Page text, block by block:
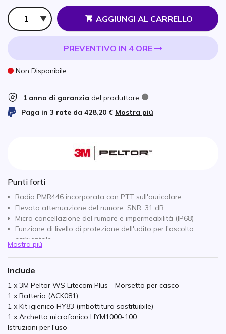
Qtà
AGGIUNGI AL CARRELLO
PREVENTIVO IN 4 ORE
Non Disponibile
1 anno di garanzia del produttore
Paga in 3 rate da 428,20 € Mostra piú
Punti forti
Radio PMR446 incorporata con PTT sull'auricolare
Elevata attenuazione del rumore: SNR: 31 dB
Micro cancellazione del rumore e impermeabilità (IP68)
Funzione di livello di protezione dell'udito per l'ascolto
ambientale
Bluetooth multipoint
Bluetooth
16 canali, 121 sottocanali
Resistente all'acqua e alla polvere IP54
Funzione VOX
Blocco del canale occupato
Mostra piú
Include
1 x 3M Peltor WS Litecom Plus - Morsetto per casco
1 x Batteria (ACK081)
1 x Kit igienico HY83 (imbottitura sostituibile)
1 x Archetto microfonico HYM1000-100
Istruzioni per l'uso